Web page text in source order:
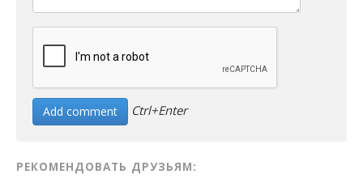
Ctrl+Enter
РЕКОМЕНДОВАТЬ ДРУЗЬЯМ: